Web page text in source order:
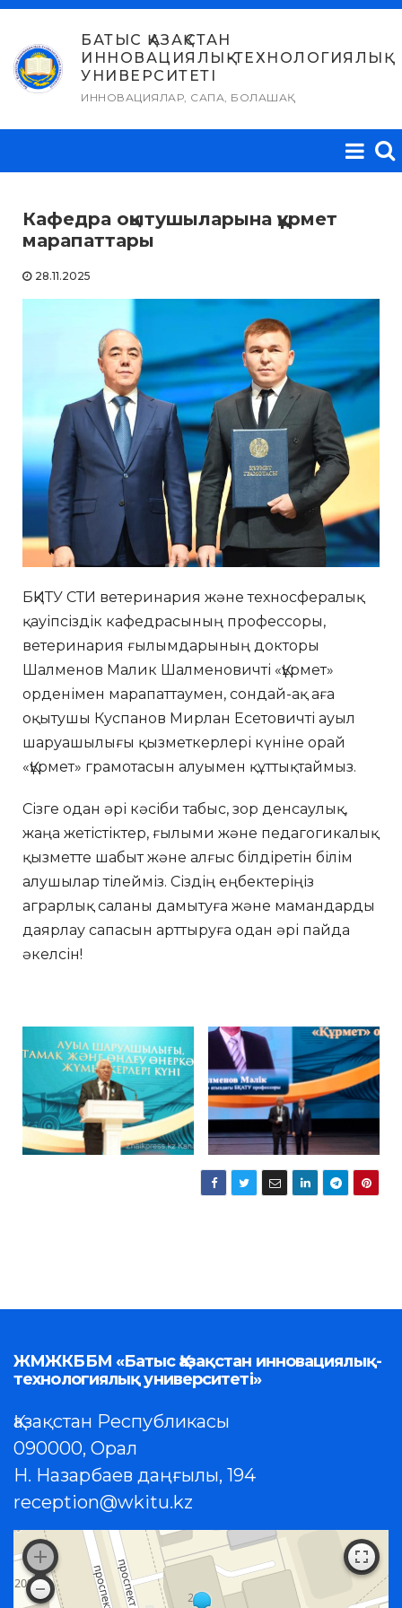
Skip
content
БАТЫС ҚАЗАҚСТАН
ИННОВАЦИЯЛЫҚ-ТЕХНОЛОГИЯЛЫҚ
УНИВЕРСИТЕТІ
ИННОВАЦИЯЛАР, САПА, БОЛАШАҚ
Кафедра оқытушыларына құрмет
марапаттары
28.11.2025
БҚИТУ СТИ ветеринария және техносфералық
қауіпсіздік кафедрасының профессоры,
ветеринария ғылымдарының докторы
Шалменов Малик Шалменовичті «Құрмет»
орденімен марапаттаумен, сондай-ақ аға
оқытушы Куспанов Мирлан Есетовичті ауыл
шаруашылығы қызметкерлері күніне орай
«Құрмет» грамотасын алуымен құттықтаймыз.
Сізге одан әрі кәсіби табыс, зор денсаулық,
жаңа жетістіктер, ғылыми және педагогикалық
қызметте шабыт және алғыс білдіретін білім
алушылар тілейміз. Сіздің еңбектеріңіз
аграрлық саланы дамытуға және мамандарды
даярлау сапасын арттыруға одан әрі пайда
әкелсін!
ЖМЖКББМ «Батыс Қазақстан инновациялық-
технологиялық университеті»
Қазақстан Республикасы
090000, Орал
Н. Назарбаев даңғылы, 194
reception@wkitu.kz